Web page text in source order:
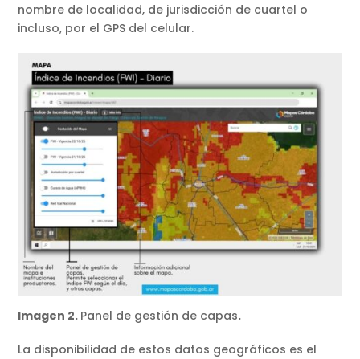
nombre de localidad, de jurisdicción de cuartel o
incluso, por el GPS del celular.
Imagen 2. Panel de gestión de capas.
La disponibilidad de estos datos geográficos es el